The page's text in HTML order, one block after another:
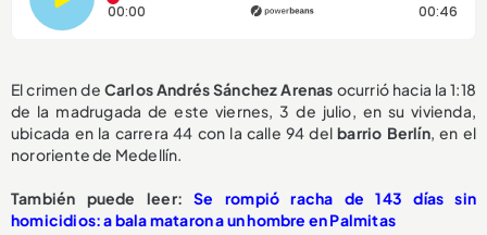
00:00 Tiempo transcurrido: 0 segundos 00:46
El crimen de Carlos Andrés Sánchez Arenas ocurrió hacia la 1:18
de la madrugada de este viernes, 3 de julio, en su vivienda,
ubicada en la carrera 44 con la calle 94 delbarrio Berlín, en el
nororiente de Medellín.
También puede leer:Se rompió racha de 143 días sin
homicidios: a bala mataron a un hombre en Palmitas